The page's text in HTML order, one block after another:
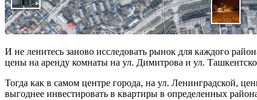
И не ленитесь заново исследовать рынок для каждого
цены на аренду комнаты на ул. Димитрова и ул.
Тогда как в самом центре города, на ул. Ленинградской,
выгоднее инвестировать в квартиры в определенных